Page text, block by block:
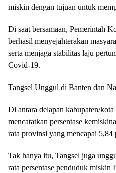
miskin dengan tujuan untuk
Di saat bersamaan, Pemerintah
berhasil menyejahterakan
serta menjaga stabilitas laju
Covid-19.
Tangsel Unggul di Banten dan
Di antara delapan kabupaten/
mencatatkan persentase
rata provinsi yang mencapai 5,84
Tak hanya itu, Tangsel juga
rata persentase penduduk miskin